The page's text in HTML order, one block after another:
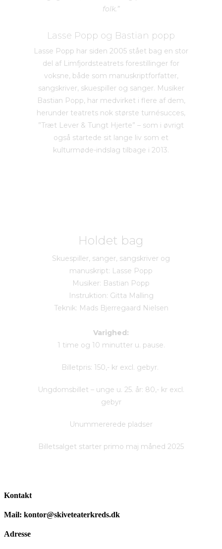
folk.”
Lasse Popp og Bastian popp
Lasse Popp har siden 2005 stået bag en stor
del af Limfjordsteatrets forestillinger for
voksne, både som manuskriptforfatter,
sangskriver, skuespiller og sanger. Musiker
Bastian Popp, har medvirket i flere af dem,
herunder teatrets nok største turnésucces,
”Træt Lever & Tungt Hjerte” – som i øvrigt
også startede sit lange liv som et
kulturmøde-indslag tilbage i 2013.
Holdet bag
Skuespiller, sanger, sangskriver og
manuskript: Lasse Popp
Musiker: Bastian Popp
Instruktion: Gitta Malling
Teknik: Mads Bjerregaard Nielsen
Varighed:
1 time og 10 minutter u. pause.
Billetpris: 150,- kr excl. gebyr.
Ungdomsbillet – unge u. 25. år: 80,- kr excl.
gebyr
Unummererede pladser
Billetsalget starter primo maj måned 2025
Kontakt
Mail: kontor@skiveteaterkreds.dk
Adresse